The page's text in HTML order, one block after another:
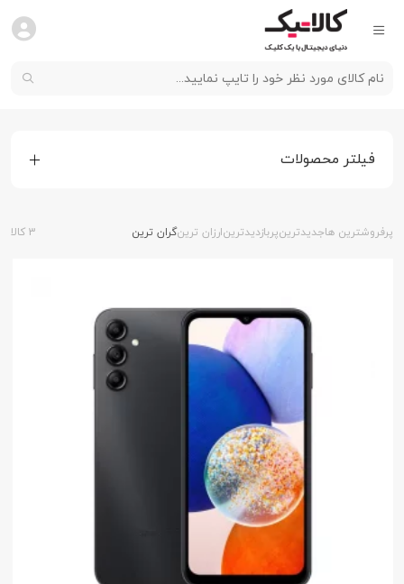
فیلتر محصولات
پرفروشترین هاجدیدترینپربازدیدترینارزان ترینگران ترین 3 کالا